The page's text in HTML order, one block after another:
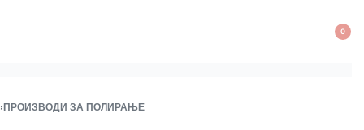
0
›ПРОИЗВОДИ ЗА ПОЛИРАЊЕ